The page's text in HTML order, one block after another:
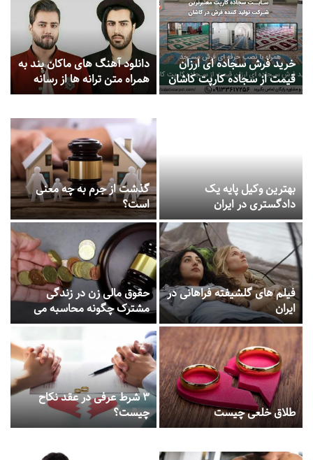
خرید فرش سجاده ای ارزان
قیمت از سجاده کارپت کاشان
دانلود آهنگ های ماکان بند به
همراه متن ترانه ها از رسانه
آهو موزیک
بهترین وکیل پایه یک
دادگستری در ایران
گذشت از جرم به چه معنی
است؟
فیلم های گلشیفته فراهانی در
ایران
حقوق مالی زن در زندگی
مشترک چگونه محاسبه می
شود؟
طلاق خلعی چیست
۳ شرط عرفی در عقد نکاح
چیست؟